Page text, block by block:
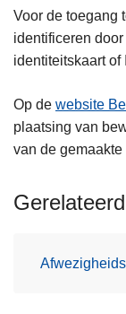
Voor de toegang
identificeren
identiteitskaart of
Op de website
plaatsing van
van de gemaakte